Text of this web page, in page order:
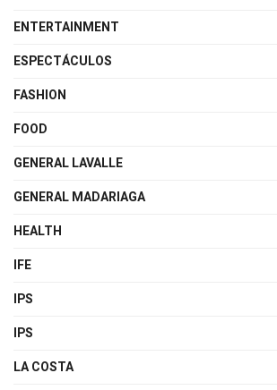
ENTERTAINMENT
ESPECTÁCULOS
FASHION
FOOD
GENERAL LAVALLE
GENERAL MADARIAGA
HEALTH
IFE
IPS
IPS
LA COSTA